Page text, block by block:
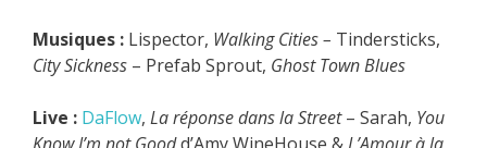
Musiques : Lispector, Walking Cities – Tindersticks,
City Sickness – Prefab Sprout, Ghost Town Blues
Live : DaFlow, La réponse dans la Street– Sarah, You
Know I’m not Goodd’Amy WineHouse &L’Amour à la